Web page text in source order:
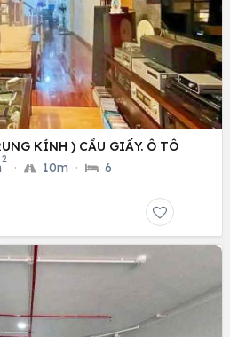
KÍNH ) CẦU GIẤY. Ô TÔ
2
· 10m · 6